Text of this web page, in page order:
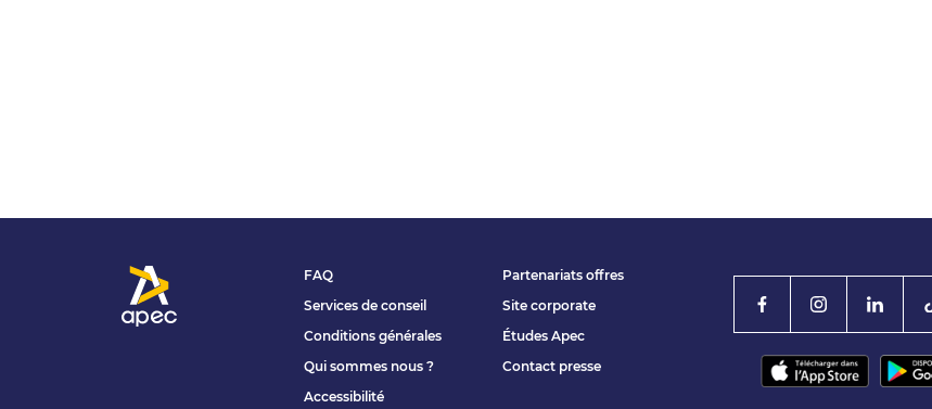
FAQ
Services de conseil
Conditions générales
Qui sommes nous ?
Accessibilité
Partenariats offres
Site corporate
Études Apec
Contact presse